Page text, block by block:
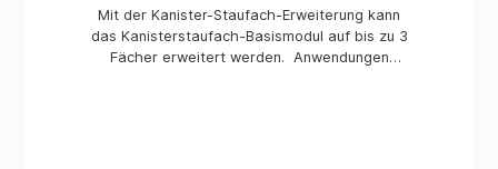
Mit der Kanister-Staufach-Erweiterung kann
das Kanisterstaufach-Basismodul auf bis zu 3
Fächer erweitert werden. Anwendungen